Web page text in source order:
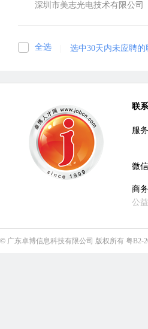
深圳市美志光电技术有限公司
全选 选中30天内未应聘的
联
服
微
商
公
© 广东卓博信息科技有限公司 版权所有 粤B2-